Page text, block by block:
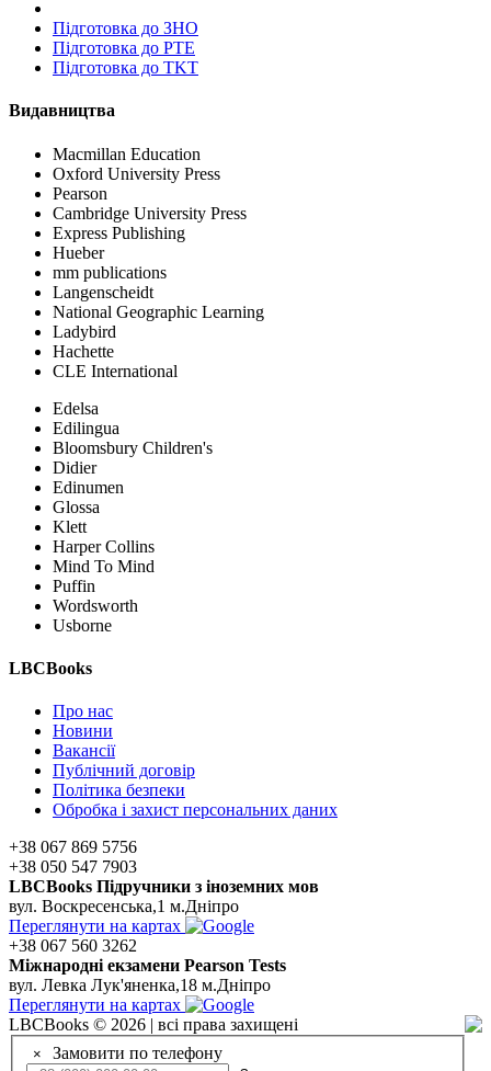
Пiдготовка до ЗНО
Підготовка до PTE
Підготовка до TKT
Видавництва
Macmillan Education
Oxford University Press
Pearson
Cambridge University Press
Express Publishing
Hueber
mm publications
Langenscheidt
National Geographic Learning
Ladybird
Hachette
CLE International
Edelsa
Edilingua
Bloomsbury Children's
Didier
Edinumen
Glossa
Klett
Harper Collins
Mind To Mind
Puffin
Wordsworth
Usborne
LBCBooks
Про нас
Новини
Вакансії
Публічний договір
Політика безпеки
Обробка і захист персональних даних
+38 067 869 5756
+38 050 547 7903
LBCBooks Підручники з іноземних мов
вул. Воскресенська,1 м.Дніпро
Переглянути на картах
+38 067 560 3262
Мiжнароднi екзамени Pearson Tests
вул. Левка Лук'яненка,18 м.Дніпро
Переглянути на картах
LBCBooks © 2026 | всі права захищені
× Замовити по телефону